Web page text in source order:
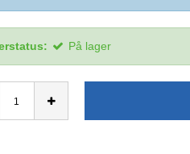
På lager